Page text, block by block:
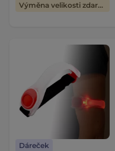
Výměna velikosti zdarma
Dáreček